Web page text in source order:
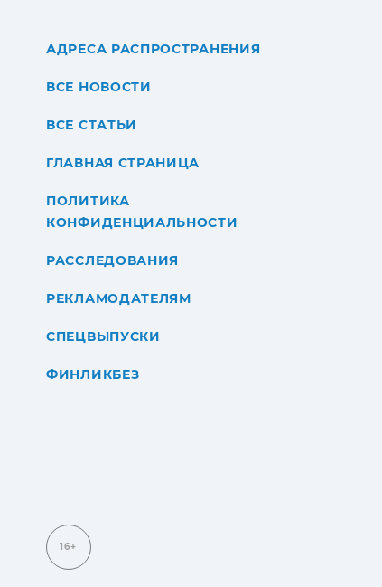
АДРЕСА РАСПРОСТРАНЕНИЯ
ВСЕ НОВОСТИ
ВСЕ СТАТЬИ
ГЛАВНАЯ СТРАНИЦА
ПОЛИТИКА
КОНФИДЕНЦИАЛЬНОСТИ
РАССЛЕДОВАНИЯ
РЕКЛАМОДАТЕЛЯМ
СПЕЦВЫПУСКИ
ФИНЛИКБЕЗ
16+